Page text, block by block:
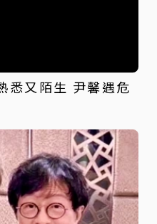
悉又陌生 尹馨遇危